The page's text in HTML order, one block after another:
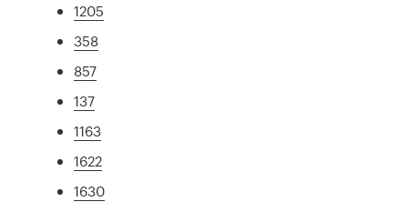
1205
358
857
137
1163
1622
1630